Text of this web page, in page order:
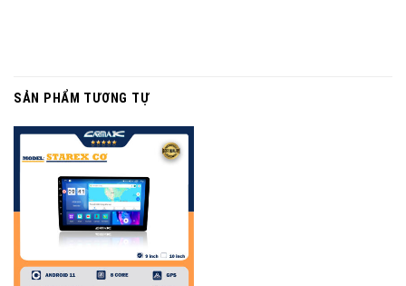
SẢN PHẨM TƯƠNG TỰ